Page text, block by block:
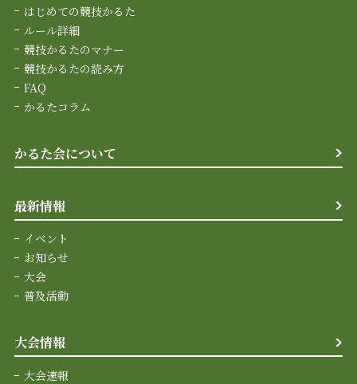
はじめての競技かるた
ルール詳細
競技かるたのマナー
競技かるたの読み方
FAQ
かるたコラム
かるた会について
最新情報
イベント
お知らせ
大会
普及活動
大会情報
大会速報